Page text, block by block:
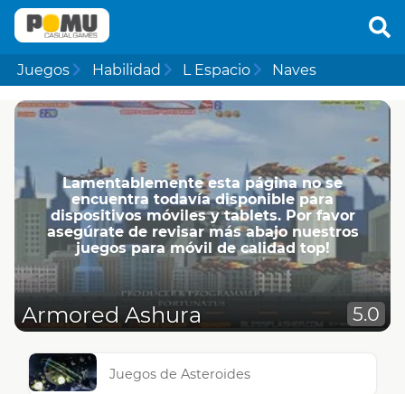
Juegos Habilidad L Espacio Naves
Lamentablemente esta página no se
encuentra todavía disponible para
dispositivos móviles y tablets. Por favor
asegúrate de revisar más abajo nuestros
juegos para móvil de calidad top!
Armored Ashura 5.0
Juegos de Asteroides